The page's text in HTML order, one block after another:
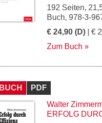
192 Seiten,
Buch, 978-3-
€ 24,90 (D) | €
Zum Buch
BUCH
PDF
Walter
ERFOLG